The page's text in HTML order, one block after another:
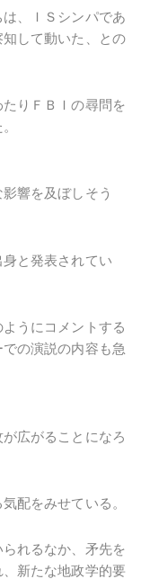
、ＩＳシンパであ
して動いた、との
りＦＢＩの尋問を
響を及ぼしそう
と発表されてい
うにコメントする
の演説の内容も急
広がることになろ
配をみせている。
れるなか、矛先を
新たな地政学的要